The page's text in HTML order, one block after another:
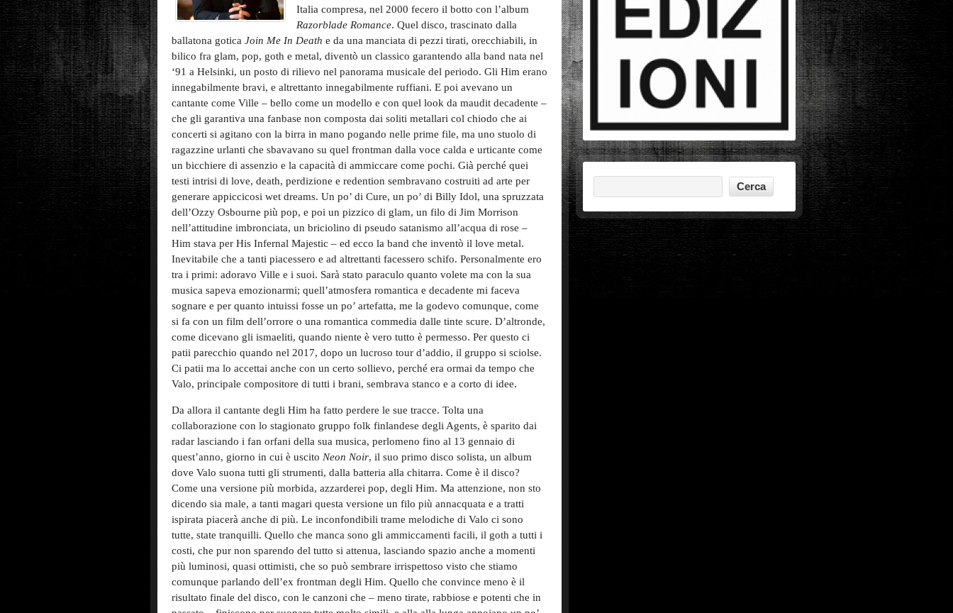
Italia compresa, nel 2000 fecero il botto con l’album
Razorblade Romance. Quel disco, trascinato dalla
ballatona gotica Join Me In Death e da una manciata di pezzi tirati, orecchiabili, in
bilico fra glam, pop, goth e metal, diventò un classico garantendo alla band nata nel
‘91 a Helsinki, un posto di rilievo nel panorama musicale del periodo. Gli Him erano
innegabilmente bravi, e altrettanto innegabilmente ruffiani. E poi avevano un
cantante come Ville – bello come un modello e con quel look da maudit decadente –
che gli garantiva una fanbase non composta dai soliti metallari col chiodo che ai
concerti si agitano con la birra in mano pogando nelle prime file, ma uno stuolo di
ragazzine urlanti che sbavavano su quel frontman dalla voce calda e urticante come
un bicchiere di assenzio e la capacità di ammiccare come pochi. Già perché quei
testi intrisi di love, death, perdizione e redention sembravano costruiti ad arte per
generare appiccicosi wet dreams. Un po’ di Cure, un po’ di Billy Idol, una spruzzata
dell’Ozzy Osbourne più pop, e poi un pizzico di glam, un filo di Jim Morrison
nell’attitudine imbronciata, un briciolino di pseudo satanismo all’acqua di rose –
Him stava per His Infernal Majestic – ed ecco la band che inventò il love metal.
Inevitabile che a tanti piacessero e ad altrettanti facessero schifo. Personalmente ero
tra i primi: adoravo Ville e i suoi. Sarà stato paraculo quanto volete ma con la sua
musica sapeva emozionarmi; quell’atmosfera romantica e decadente mi faceva
sognare e per quanto intuissi fosse un po’ artefatta, me la godevo comunque, come
si fa con un film dell’orrore o una romantica commedia dalle tinte scure. D’altronde,
come dicevano gli ismaeliti, quando niente è vero tutto è permesso. Per questo ci
patii parecchio quando nel 2017, dopo un lucroso tour d’addio, il gruppo si sciolse.
Ci patii ma lo accettai anche con un certo sollievo, perché era ormai da tempo che
Valo, principale compositore di tutti i brani, sembrava stanco e a corto di idee.
Da allora il cantante degli Him ha fatto perdere le sue tracce. Tolta una
collaborazione con lo stagionato gruppo folk finlandese degli Agents, è sparito dai
radar lasciando i fan orfani della sua musica, perlomeno fino al 13 gennaio di
quest’anno, giorno in cui è uscito Neon Noir, il suo primo disco solista, un album
dove Valo suona tutti gli strumenti, dalla batteria alla chitarra. Come è il disco?
Come una versione più morbida, azzarderei pop, degli Him. Ma attenzione, non sto
dicendo sia male, a tanti magari questa versione un filo più annacquata e a tratti
ispirata piacerà anche di più. Le inconfondibili trame melodiche di Valo ci sono
tutte, state tranquilli. Quello che manca sono gli ammiccamenti facili, il goth a tutti i
costi, che pur non sparendo del tutto si attenua, lasciando spazio anche a momenti
più luminosi, quasi ottimisti, che so può sembrare irrispettoso visto che stiamo
comunque parlando dell’ex frontman degli Him. Quello che convince meno è il
risultato finale del disco, con le canzoni che – meno tirate, rabbiose e potenti che in